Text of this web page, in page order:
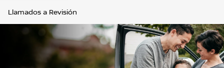
Llamados a Revisión